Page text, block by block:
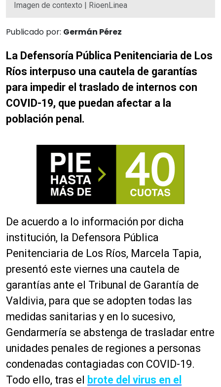
Imagen de contexto | RioenLinea
Publicado por: Germán Pérez
La Defensoría Pública Penitenciaria de Los
Ríos interpuso una cautela de garantías
para impedir el traslado de internos con
COVID-19, que puedan afectar a la
población penal.
De acuerdo a lo información por dicha
institución, la Defensora Pública
Penitenciaria de Los Ríos, Marcela Tapia,
presentó este viernes una cautela de
garantías ante el Tribunal de Garantía de
Valdivia, para que se adopten todas las
medidas sanitarias y en lo sucesivo,
Gendarmería se abstenga de trasladar entre
unidades penales de regiones a personas
condenadas contagiadas con COVID-19.
Todo ello, tras el brote del virus en el